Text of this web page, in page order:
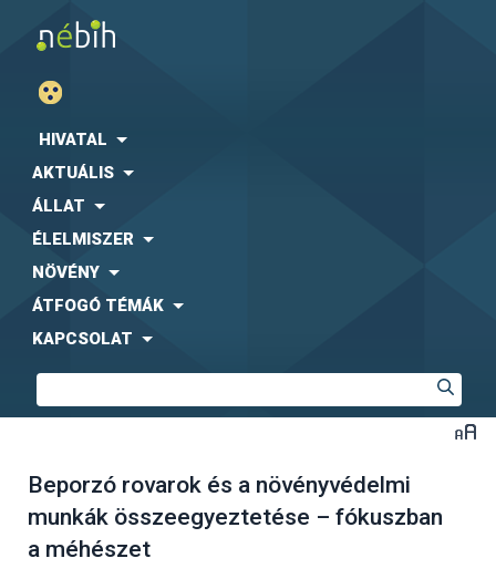
HIVATAL
AKTUÁLIS
ÁLLAT
ÉLELMISZER
NÖVÉNY
ÁTFOGÓ TÉMÁK
KAPCSOLAT
Beporzó rovarok és a növényvédelmi
munkák összeegyeztetése – fókuszban
a méhészet